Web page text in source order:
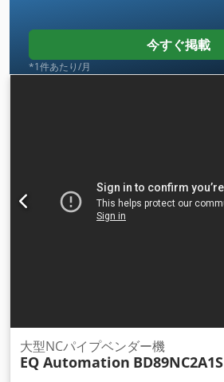
今すぐ掲載
*1件あたり/月
大型NCパイプベンダー機
EQ Automation BD89NC2A1S